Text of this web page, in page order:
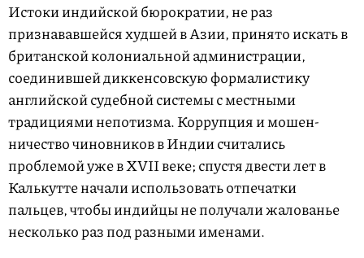
Истоки индийской бюрократии, не раз
признававшейся худшей в Азии, принято искать в
британской колониальной администрации,
соединившей диккенсовскую формалистику
английской судебной системы с местными
традициями непотизма. Коррупция и мошен­
ничество чиновников в Индии считались
проблемой уже в XVII веке; спустя двести лет в
Калькутте начали использовать отпечатки
пальцев, чтобы индийцы не получали жалованье
несколько раз под разными именами.